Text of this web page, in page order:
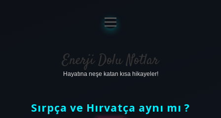
Anasayfa
Gizlilik Politikası
Yasal Uyarı
menüyü
aç
Enerji Dolu Notlar
Hayatına neşe katan kısa hikayeler!
Sırpça ve Hırvatça aynı mı ?